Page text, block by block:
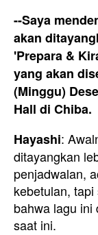
--Saya
akan
'Prepara &
yang akan
(Minggu)
Hall di Chiba.
Hayashi:
ditayangkan
penjadwalan,
kebetulan,
bahwa lagu
saat ini.